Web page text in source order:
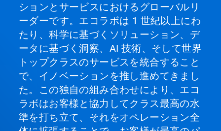
ションとサービスにおけるグローバルリ
ーダーです。エコラボは 1 世紀以上にわ
たり、科学に基づくソリューション、デ
ータに基づく洞察、AI 技術、そして世界
トップクラスのサービスを統合すること
で、イノベーションを推し進めてきまし
た。この独自の組み合わせにより、エコ
ラボはお客様と協力してクラス最高の水
準を打ち立て、それをオペレーション全